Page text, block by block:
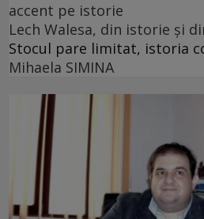
accent pe istorie
Lech Walesa, din istorie și
Stocul pare limitat, istoria
Mihaela SIMINA